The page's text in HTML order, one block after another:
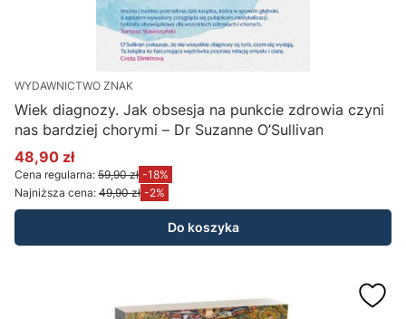
WYDAWNICTWO ZNAK
Wiek diagnozy. Jak obsesja na punkcie zdrowia czyni
nas bardziej chorymi – Dr Suzanne O’Sullivan
Cena promocyjna
48,90 zł
Cena regularna: 59,90 zł -18%
Najniższa cena: 49,90 zł -2%
Do koszyka